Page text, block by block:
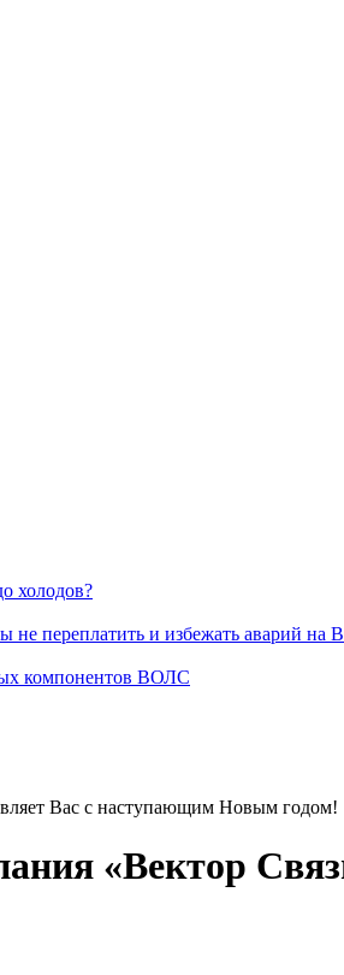
холодов?
переплатить и избежать аварий на
компонентов ВОЛС
Вас с наступающим Новым годом!
«Вектор